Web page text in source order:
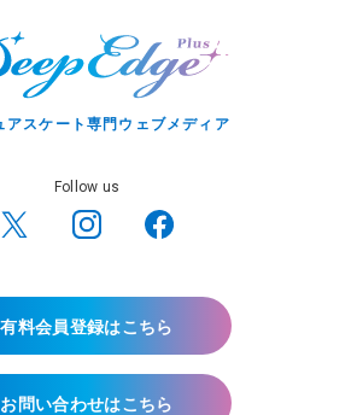
アスケート専門ウェブメディア
Follow us
有料会員登録はこちら
お問い合わせはこちら